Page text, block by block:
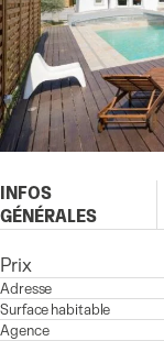
INFOS
GÉNÉRALES
Prix
Adresse
Surface habitable
Agence